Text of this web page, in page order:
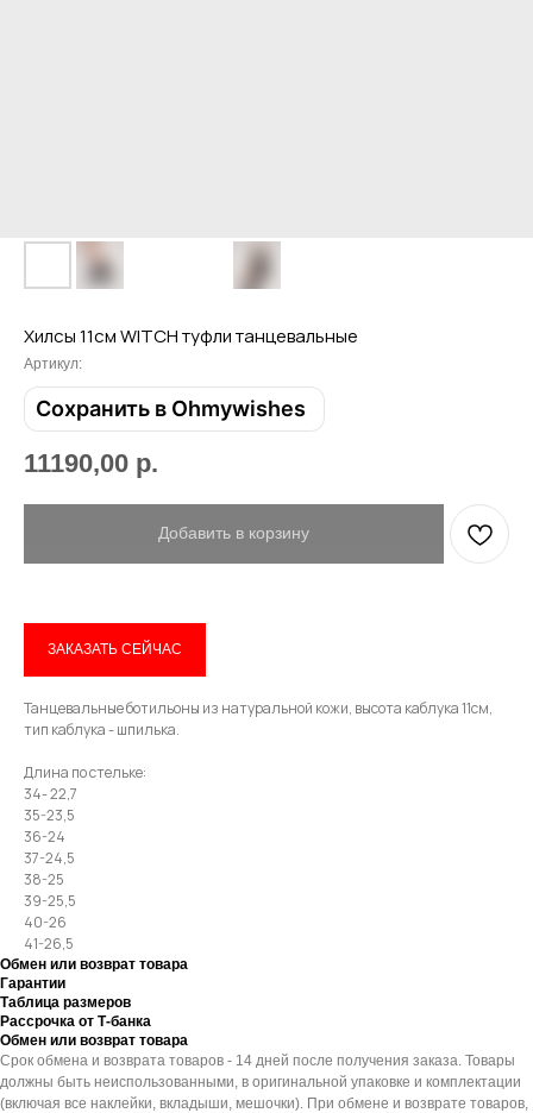
покупку! Подпишись на нашу рассылку
...и узнавай об акциях первой!
Email
Имя
Телефон
Отправить
Хилсы 11см WITCH туфли танцевальные
Артикул:
Сохранить в Ohmywishes
11190,00 р.
Добавить в корзину
ЗАКАЗАТЬ СЕЙЧАС
Танцевальные ботильоны из натуральной кожи, высота каблука 11см,
тип каблука - шпилька.
Длина по стельке:
34- 22,7
35-23,5
36-24
37-24,5
38-25
39-25,5
40-26
41-26,5
Обмен или возврат товара
Гарантии
Таблица размеров
Рассрочка от Т-банка
Обмен или возврат товара
Срок обмена и возврата товаров - 14 дней после получения заказа. Товары
должны быть неиспользованными, в оригинальной упаковке и комплектации
(включая все наклейки, вкладыши, мешочки). При обмене и возврате товаров,